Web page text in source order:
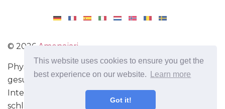
This website uses cookies to ensure you get the
best experience on our website.
Learn more
Got it!
© 2026 Amenajari
Physische Übungen. Diäten und Rezepte für eine
gesunde Ernährung. Übungen für das Gehirn.
Interessante Fakten. Selbstentwicklung. Sei heute
schlauer und stärker!